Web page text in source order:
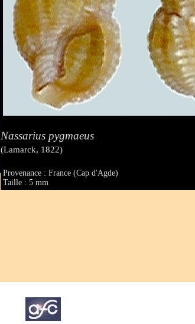
Nassarius pygmaeus
(Lamarck, 1822)
Provenance : France (Cap d'Agde)
Taille : 5 mm